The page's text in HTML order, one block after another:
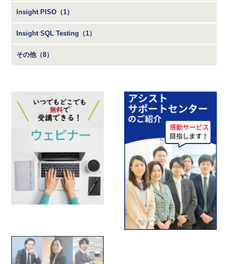
Insight PISO（1）
Insight SQL Testing（1）
その他（8）